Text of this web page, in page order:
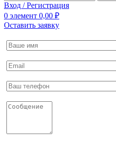
Вход / Регистрация
0 элемент 0,00 ₽
Оставить заявку